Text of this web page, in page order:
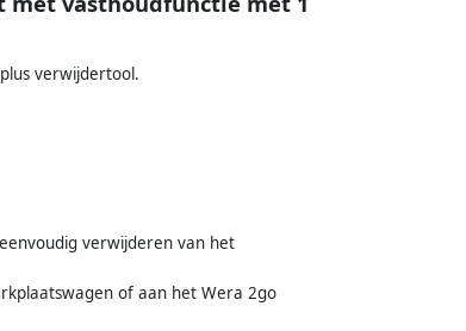
verwijdertool.
verwijderen van het
of aan het Wera 2go